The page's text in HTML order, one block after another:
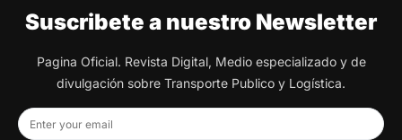
Suscribete a nuestro Newsletter
Pagina Oficial. Revista Digital, Medio especializado y de
divulgación sobre Transporte Publico y Logística.